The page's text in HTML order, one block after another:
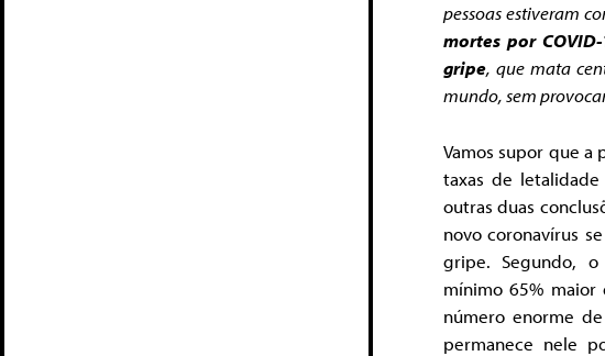
pessoas estiveram
mortes por
gripe, que mata
mundo, sem
Vamos supor que a
taxas de
outras duas
novo coronavírus
gripe. Segundo, o
mínimo 65%
número enorme
permanece nele